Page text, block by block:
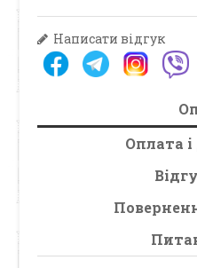
Написати відгук
Оплата